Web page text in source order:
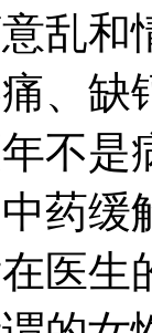
乱和
、
不是
药
医生